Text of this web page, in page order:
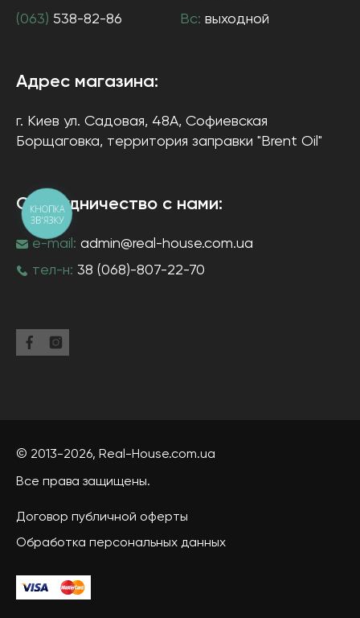
(063) 538-82-86
Вс: выходной
Адрес магазина:
г. Киев ул. Садовая, 48А, Софиевская
Борщаговка, территория заправки "Brent Oil"
Сотрудничество с нами:
e-mail: admin@real-house.com.ua
тел-н: 38 (068)-807-22-70
© 2013-2026, Real-House.com.ua
Все права защищены.
Договор публичной оферты
Обработка персональных данных
КНОПКА
ЗВ'ЯЗКУ